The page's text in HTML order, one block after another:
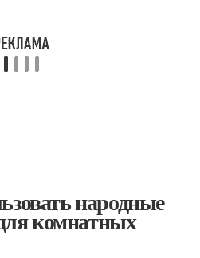
народные
комнатных